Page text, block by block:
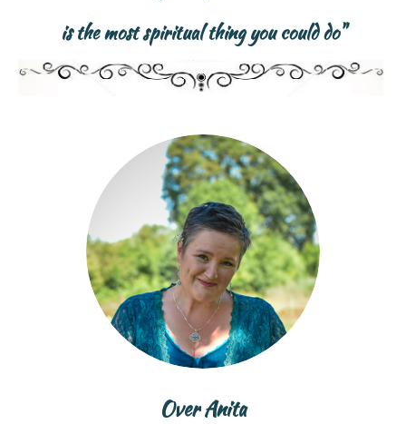
is the most spiritual thing you could do"
Over Anita